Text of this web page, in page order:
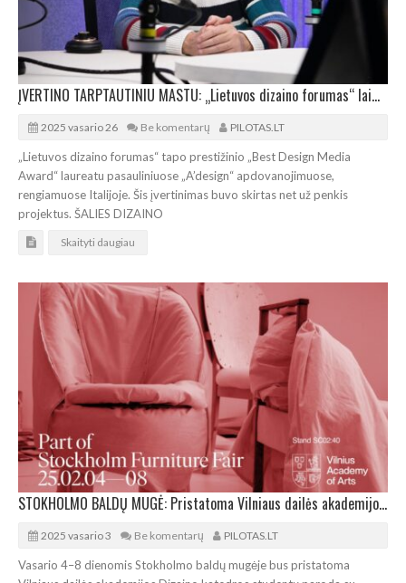
ĮVERTINO TARPTAUTINIU MASTU: „Lietuvos dizaino forumas“ laimėjo prestižinį apdovanojimą
2025 vasario 26 Be komentarų PILOTAS.LT
„Lietuvos dizaino forumas“ tapo prestižinio „Best Design Media
Award“ laureatu pasauliniuose „A’design“ apdovanojimuose,
rengiamuose Italijoje. Šis įvertinimas buvo skirtas net už penkis
projektus. ŠALIES DIZAINO
Skaityti daugiau
STOKHOLMO BALDŲ MUGĖ: Pristatoma Vilniaus dailės akademijos Dizaino katedros studentų paroda
2025 vasario 3 Be komentarų PILOTAS.LT
Vasario 4–8 dienomis Stokholmo baldų mugėje bus pristatoma